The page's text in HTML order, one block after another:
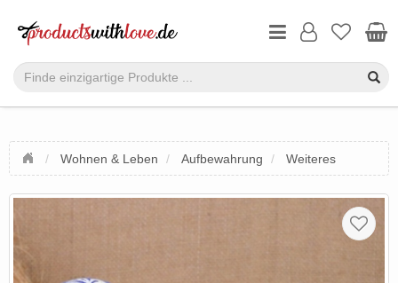
Wohnen & Leben Aufbewahrung Weiteres